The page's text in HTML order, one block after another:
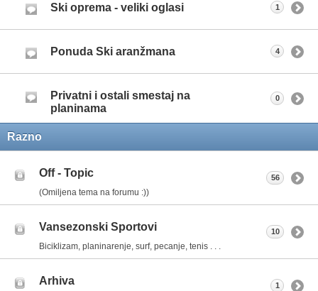
Ski oprema - veliki oglasi 1
Ponuda Ski aranžmana 4
Privatni i ostali smestaj na
planinama
0
Razno
Off - Topic
(Omiljena tema na forumu :))
56
Vansezonski Sportovi
Biciklizam, planinarenje, surf, pecanje, tenis . . .
10
Arhiva 1